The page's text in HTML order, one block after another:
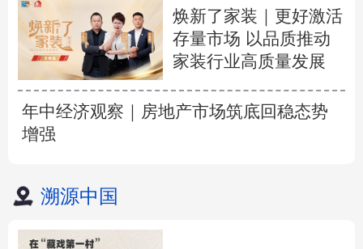
焕新了家装｜更好激活
存量市场 以品质推动
家装行业高质量发展
年中经济观察｜房地产市场筑底回稳态势
增强
溯源中国